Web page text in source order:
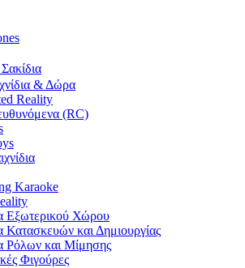
& Δώρα
Reality
(RC)
Karaoke
Εξωτερικού Χώρου
Κατασκευών και Δημιουργίας
Ρόλων και Μίμησης
Φιγούρες